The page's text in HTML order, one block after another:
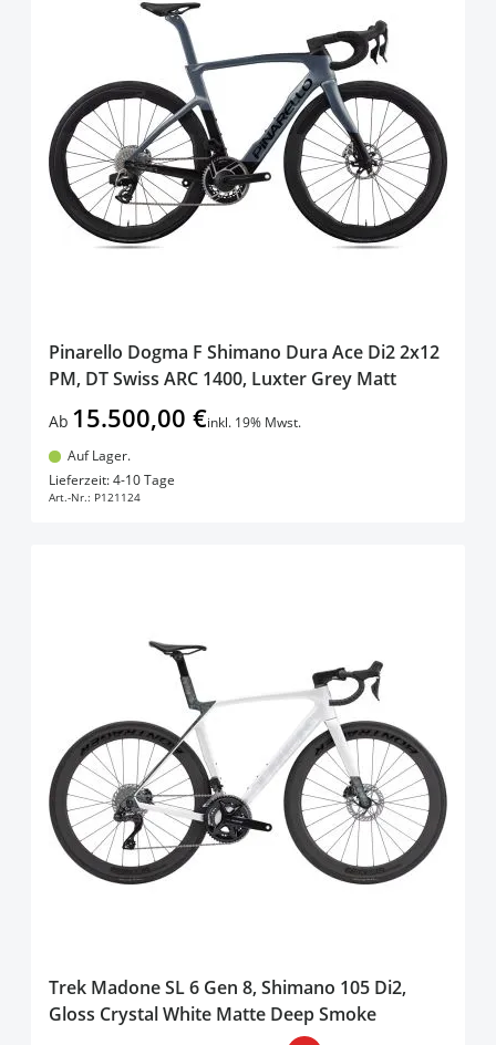
Pinarello Dogma F Shimano Dura Ace Di2 2x12
PM, DT Swiss ARC 1400, Luxter Grey Matt
Ab 15.500,00 €inkl. 19% Mwst.
Auf Lager.
Lieferzeit: 4-10 Tage
Art.-Nr.: P121124
Trek Madone SL 6 Gen 8, Shimano 105 Di2,
Gloss Crystal White Matte Deep Smoke